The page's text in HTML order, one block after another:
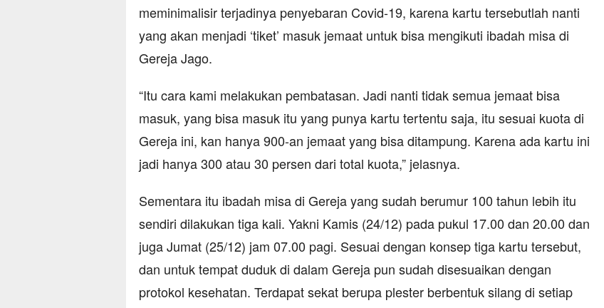
meminimalisir terjadinya penyebaran Covid-19, karena kartu tersebutlah nanti
yang akan menjadi ‘tiket’ masuk jemaat untuk bisa mengikuti ibadah misa di
Gereja Jago.
“Itu cara kami melakukan pembatasan. Jadi nanti tidak semua jemaat bisa
masuk, yang bisa masuk itu yang punya kartu tertentu saja, itu sesuai kuota di
Gereja ini, kan hanya 900-an jemaat yang bisa ditampung. Karena ada kartu ini
jadi hanya 300 atau 30 persen dari total kuota,” jelasnya.
Sementara itu ibadah misa di Gereja yang sudah berumur 100 tahun lebih itu
sendiri dilakukan tiga kali. Yakni Kamis (24/12) pada pukul 17.00 dan 20.00 dan
juga Jumat (25/12) jam 07.00 pagi. Sesuai dengan konsep tiga kartu tersebut,
dan untuk tempat duduk di dalam Gereja pun sudah disesuaikan dengan
protokol kesehatan. Terdapat sekat berupa plester berbentuk silang di setiap